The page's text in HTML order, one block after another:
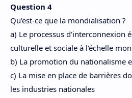
Question 4
Qu'est-ce que la mondialisation ?
a) Le processus d'interconnexion
culturelle et sociale à l'échelle
b) La promotion du nationalisme
c) La mise en place de barrières
les industries nationales